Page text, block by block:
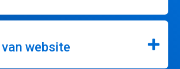
website